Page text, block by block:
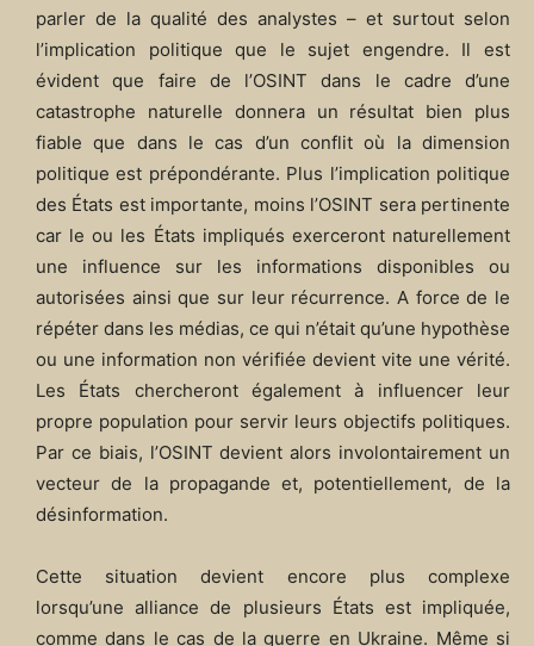
parler de la qualité des analystes – et surtout selon
l’implication politique que le sujet engendre. Il est
évident que faire de l’OSINT dans le cadre d’une
catastrophe naturelle donnera un résultat bien plus
fiable que dans le cas d’un conflit où la dimension
politique est prépondérante. Plus l’implication politique
des États est importante, moins l’OSINT sera pertinente
car le ou les États impliqués exerceront naturellement
une influence sur les informations disponibles ou
autorisées ainsi que sur leur récurrence. A force de le
répéter dans les médias, ce qui n’était qu’une hypothèse
ou une information non vérifiée devient vite une vérité.
Les États chercheront également à influencer leur
propre population pour servir leurs objectifs politiques.
Par ce biais, l’OSINT devient alors involontairement un
vecteur de la propagande et, potentiellement, de la
désinformation.
Cette situation devient encore plus complexe
lorsqu’une alliance de plusieurs États est impliquée,
comme dans le cas de la guerre en Ukraine. Même si